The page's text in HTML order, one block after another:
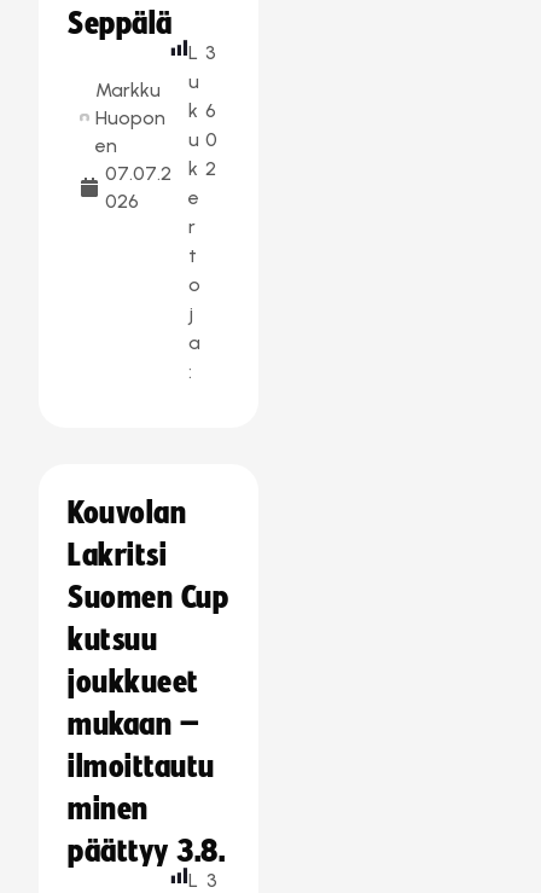
Seppälä
Markku
Huopon
en
07.07.2
026
L
u
k
u
k
e
r
t
o
j
a
:
3
6
0
2
Kouvolan
Lakritsi
Suomen Cup
kutsuu
joukkueet
mukaan –
ilmoittautu
minen
päättyy 3.8.
L 3